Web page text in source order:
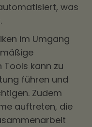
was
im Umgang
kann zu
führen und
Zudem
auftreten, die